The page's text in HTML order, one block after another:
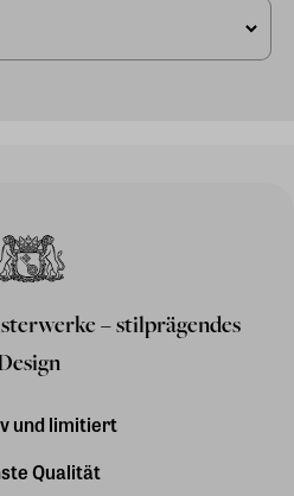
– stilprägendes
und limitiert
Qualität